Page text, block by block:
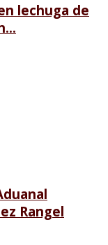
lechuga de
Rangel